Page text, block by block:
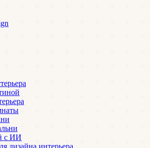
с ИИ
дизайна интерьера